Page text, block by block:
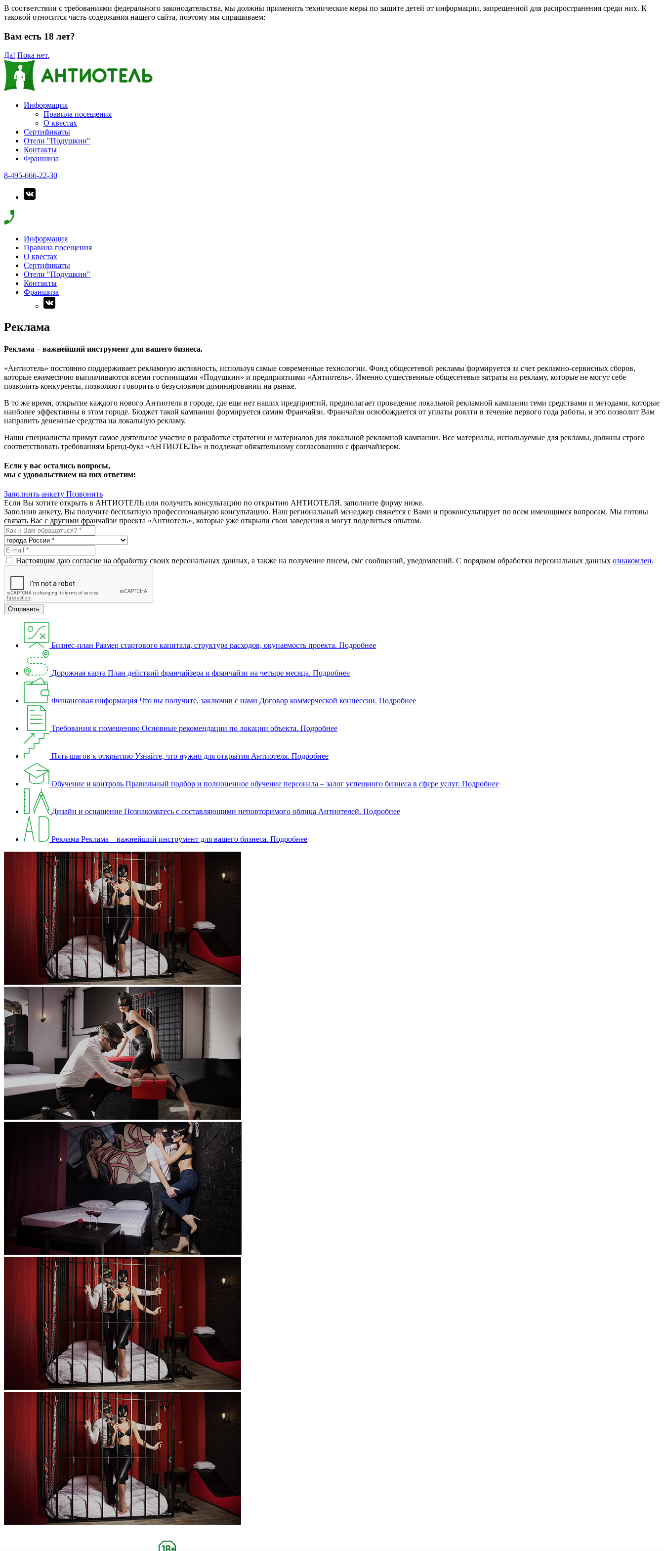
В соответствии с требованиями федерального законодательства, мы должны применить технические меры по защите детей от информации, запрещенной для распространения среди них. К
таковой относится часть содержания нашего сайта, поэтому мы спрашиваем:
Вам есть 18 лет?
Да! Пока нет.
Информация
Правила посещения
О квестах
Сертификаты
Отели "Подушкин"
Контакты
Франшиза
8-495-666-22-30
Информация
Правила посещения
О квестах
Сертификаты
Отели "Подушкин"
Контакты
Франшиза
Реклама
Реклама – важнейший инструмент для вашего бизнеса.
«Антиотель» постоянно поддерживает рекламную активность, используя самые современные технологии. Фонд общесетевой рекламы формируется за счет рекламно-сервисных сборов,
которые ежемесячно выплачиваются всеми гостиницами «Подушкин» и предприятиями «Антиотель». Именно существенные общесетевые затраты на рекламу, которые не могут себе
позволить конкуренты, позволяют говорить о безусловном доминировании на рынке.
В то же время, открытие каждого нового Антиотеля в городе, где еще нет наших предприятий, предполагает проведение локальной рекламной кампании теми средствами и методами, которые
наиболее эффективны в этом городе. Бюджет такой кампании формируется самим Франчайзи. Франчайзи освобождается от уплаты роялти в течение первого года работы, и это позволит Вам
направить денежные средства на локальную рекламу.
Наши специалисты примут самое деятельное участие в разработке стратегии и материалов для локальной рекламной кампании. Все материалы, используемые для рекламы, должны строго
соответствовать требованиям Бренд-бука «АНТИОТЕЛЬ» и подлежат обязательному согласованию с франчайзером.
Если у вас остались вопросы,
мы с удовольствием на них ответим:
Заполнить анкету Позвонить
Если Вы хотите открыть в АНТИОТЕЛЬ или получить консультацию по открытию АНТИОТЕЛЯ, заполните форму ниже.
Заполнив анкету, Вы получите бесплатную профессиональную консультацию. Наш региональный менеджер свяжется с Вами и проконсультирует по всем имеющимся вопросам. Мы готовы
связать Вас с другими франчайзи проекта «Антиотель», которые уже открыли свои заведения и могут поделиться опытом.
Настоящим даю согласие на обработку своих персональных данных, а также на получение писем, смс сообщений, уведомлений. С порядком обработки персональных данных ознакомлен.
Отправить
Бизнес-план Размер стартового капитала, структура расходов, окупаемость проекта. Подробнее
Дорожная карта План действий франчайзера и франчайзи на четыре месяца. Подробнее
Финансовая информация Что вы получите, заключив с нами Договор коммерческой концессии. Подробнее
Требования к помещению Основные рекомендации по локации объекта. Подробнее
Пять шагов к открытию Узнайте, что нужно для открытия Антиотеля. Подробнее
Обучение и контроль Правильный подбор и полноценное обучение персонала – залог успешного бизнеса в сфере услуг. Подробнее
Дизайн и оснащение Познакомьтесь с составляющими неповторимого облика Антиотелей. Подробнее
Реклама Реклама – важнейший инструмент для вашего бизнеса. Подробнее